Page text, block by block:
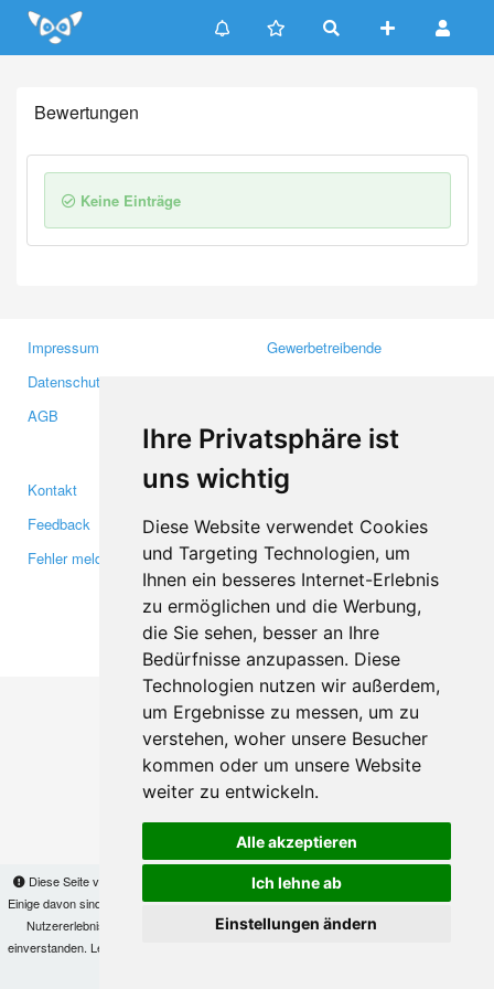
Ihre Privatsphäre ist
uns wichtig
Diese Website verwendet Cookies
und Targeting Technologien, um
Ihnen ein besseres Internet-Erlebnis
zu ermöglichen und die Werbung,
die Sie sehen, besser an Ihre
Bedürfnisse anzupassen. Diese
Technologien nutzen wir außerdem,
um Ergebnisse zu messen, um zu
verstehen, woher unsere Besucher
kommen oder um unsere Website
weiter zu entwickeln.
Alle akzeptieren
Ich lehne ab
Einstellungen ändern
Update cookies preferences
Diese Seite verwendet Cookies, um Informationen auf Ihrem Computer zu speichern.
Einige davon sind notwendig, damit unsere Seite funktioniert, andere helfen uns dabei, das
Nutzererlebnis zu verbessern. Mit der Nutzung dieser Seite erklären Sie sich damit
einverstanden. Lesen Sie unsere
Bewertungen
Keine Einträge
Impressum
Datenschutzerklärung
AGB
Gewerbetreibende
Medien
Kontakt
Feedback
Fehler melden
Facebook
Twitter
YouTube
Google+
Makis© Copyright 2026